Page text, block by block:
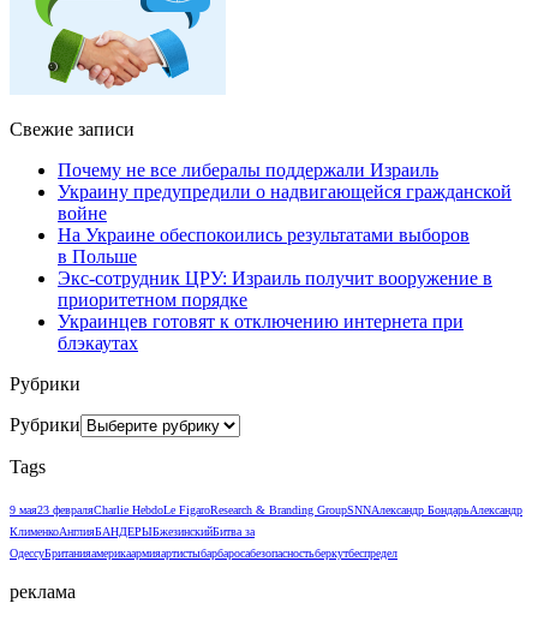
Свежие записи
Почему не все либералы поддержали Израиль
Украину предупредили о надвигающейся гражданской
войне
На Украине обеспокоились результатами выборов
в Польше
Экс-сотрудник ЦРУ: Израиль получит вооружение в
приоритетном порядке
Украинцев готовят к отключению интернета при
блэкаутах
Рубрики
Рубрики
Tags
9 мая23 февраляCharlie HebdoLe FigaroResearch & Branding GroupSNNАлександр БондарьАлександр
КлименкоАнглияБАНДЕРЫБжезинскийБитва за
ОдессуБританияамерикаармияартистыбарбаросабезопасностьберкутбеспредел
реклама